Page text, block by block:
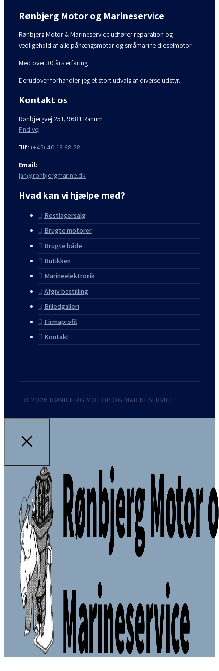
Rønbjerg Motor og Marineservice
Rønbjerg Motor & Marineservice udfører reparation og
vedligehold af alle påhængsmotor og småmarine dieselmotor.
Med over 30 års erfaring.
Derudover forhandler jeg et stort udvalg af diverse udstyr.
Kontakt os
Rønbjergvej 251, 9681 Ranum
Find vej
Tlf: (+45) 40 13 68 28
Email:
jan@ronbjergmarine.dk
Hvad kan vi hjælpe med?
Restlagersalg
Brugte motorer
Brugte både
Butikken
Marineelektronik
Afgiv bestilling
Billedgalleri
Firmaprofil
Kontakt
© 2026 RØNBJERG MOTOR OG MARINESERVICE